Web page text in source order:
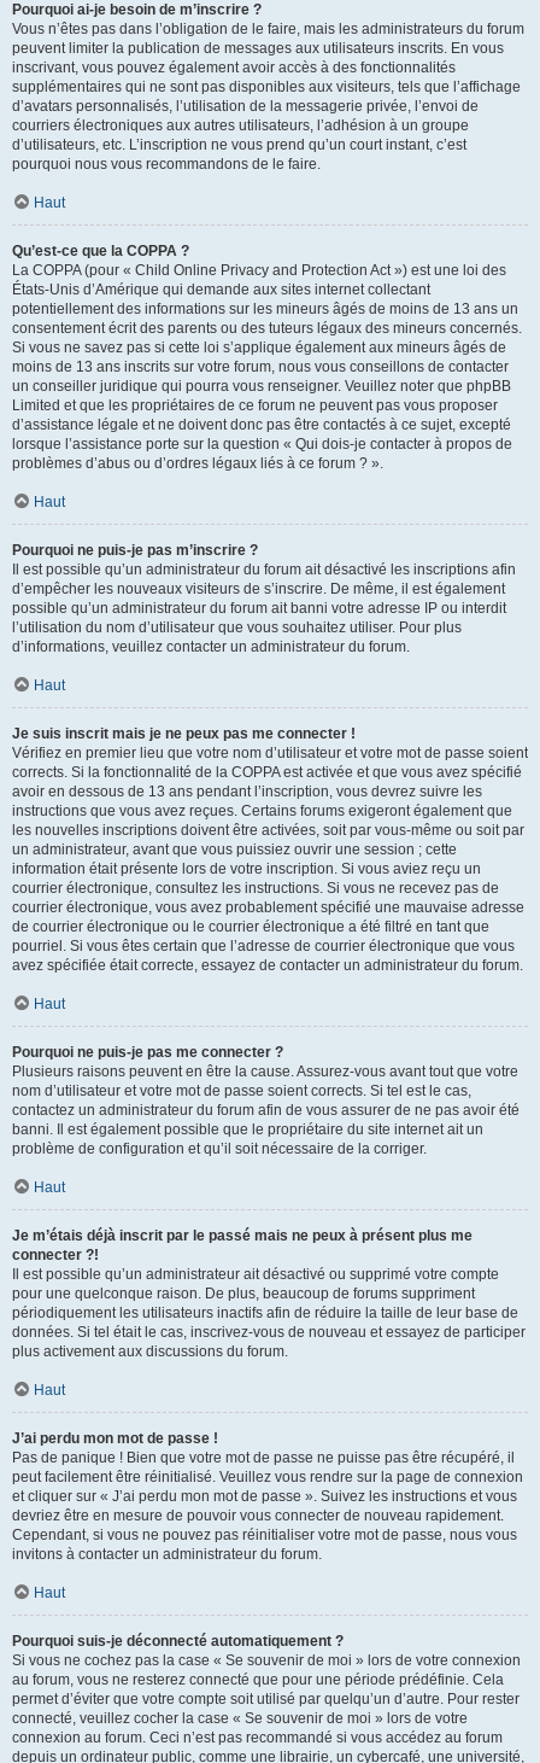
Pourquoi ai-je besoin de m’inscrire ?
Vous n’êtes pas dans l’obligation de le faire, mais les administrateurs du forum
peuvent limiter la publication de messages aux utilisateurs inscrits. En vous
inscrivant, vous pouvez également avoir accès à des fonctionnalités
supplémentaires qui ne sont pas disponibles aux visiteurs, tels que l’affichage
d’avatars personnalisés, l’utilisation de la messagerie privée, l’envoi de
courriers électroniques aux autres utilisateurs, l’adhésion à un groupe
d’utilisateurs, etc. L’inscription ne vous prend qu’un court instant, c’est
pourquoi nous vous recommandons de le faire.
Haut
Qu’est-ce que la COPPA ?
La COPPA (pour « Child Online Privacy and Protection Act ») est une loi des
États-Unis d’Amérique qui demande aux sites internet collectant
potentiellement des informations sur les mineurs âgés de moins de 13 ans un
consentement écrit des parents ou des tuteurs légaux des mineurs concernés.
Si vous ne savez pas si cette loi s’applique également aux mineurs âgés de
moins de 13 ans inscrits sur votre forum, nous vous conseillons de contacter
un conseiller juridique qui pourra vous renseigner. Veuillez noter que phpBB
Limited et que les propriétaires de ce forum ne peuvent pas vous proposer
d’assistance légale et ne doivent donc pas être contactés à ce sujet, excepté
lorsque l’assistance porte sur la question « Qui dois-je contacter à propos de
problèmes d’abus ou d’ordres légaux liés à ce forum ? ».
Haut
Pourquoi ne puis-je pas m’inscrire ?
Il est possible qu’un administrateur du forum ait désactivé les inscriptions afin
d’empêcher les nouveaux visiteurs de s’inscrire. De même, il est également
possible qu’un administrateur du forum ait banni votre adresse IP ou interdit
l’utilisation du nom d’utilisateur que vous souhaitez utiliser. Pour plus
d’informations, veuillez contacter un administrateur du forum.
Haut
Je suis inscrit mais je ne peux pas me connecter !
Vérifiez en premier lieu que votre nom d’utilisateur et votre mot de passe soient
corrects. Si la fonctionnalité de la COPPA est activée et que vous avez spécifié
avoir en dessous de 13 ans pendant l’inscription, vous devrez suivre les
instructions que vous avez reçues. Certains forums exigeront également que
les nouvelles inscriptions doivent être activées, soit par vous-même ou soit par
un administrateur, avant que vous puissiez ouvrir une session ; cette
information était présente lors de votre inscription. Si vous aviez reçu un
courrier électronique, consultez les instructions. Si vous ne recevez pas de
courrier électronique, vous avez probablement spécifié une mauvaise adresse
de courrier électronique ou le courrier électronique a été filtré en tant que
pourriel. Si vous êtes certain que l’adresse de courrier électronique que vous
avez spécifiée était correcte, essayez de contacter un administrateur du forum.
Haut
Pourquoi ne puis-je pas me connecter ?
Plusieurs raisons peuvent en être la cause. Assurez-vous avant tout que votre
nom d’utilisateur et votre mot de passe soient corrects. Si tel est le cas,
contactez un administrateur du forum afin de vous assurer de ne pas avoir été
banni. Il est également possible que le propriétaire du site internet ait un
problème de configuration et qu’il soit nécessaire de la corriger.
Haut
Je m’étais déjà inscrit par le passé mais ne peux à présent plus me
connecter ?!
Il est possible qu’un administrateur ait désactivé ou supprimé votre compte
pour une quelconque raison. De plus, beaucoup de forums suppriment
périodiquement les utilisateurs inactifs afin de réduire la taille de leur base de
données. Si tel était le cas, inscrivez-vous de nouveau et essayez de participer
plus activement aux discussions du forum.
Haut
J’ai perdu mon mot de passe !
Pas de panique ! Bien que votre mot de passe ne puisse pas être récupéré, il
peut facilement être réinitialisé. Veuillez vous rendre sur la page de connexion
et cliquer sur « J’ai perdu mon mot de passe ». Suivez les instructions et vous
devriez être en mesure de pouvoir vous connecter de nouveau rapidement.
Cependant, si vous ne pouvez pas réinitialiser votre mot de passe, nous vous
invitons à contacter un administrateur du forum.
Haut
Pourquoi suis-je déconnecté automatiquement ?
Si vous ne cochez pas la case « Se souvenir de moi » lors de votre connexion
au forum, vous ne resterez connecté que pour une période prédéfinie. Cela
permet d’éviter que votre compte soit utilisé par quelqu’un d’autre. Pour rester
connecté, veuillez cocher la case « Se souvenir de moi » lors de votre
connexion au forum. Ceci n’est pas recommandé si vous accédez au forum
depuis un ordinateur public, comme une librairie, un cybercafé, une université,